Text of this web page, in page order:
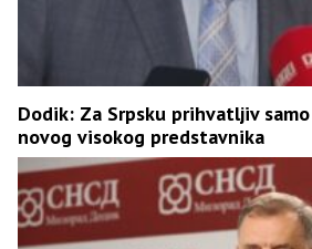
Dodik: Za Srpsku prihvatljiv
novog visokog predstavnika